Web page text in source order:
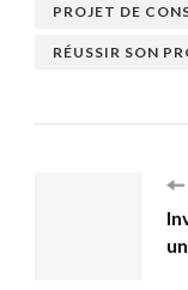
PROJET DE
RÉUSSIR SON